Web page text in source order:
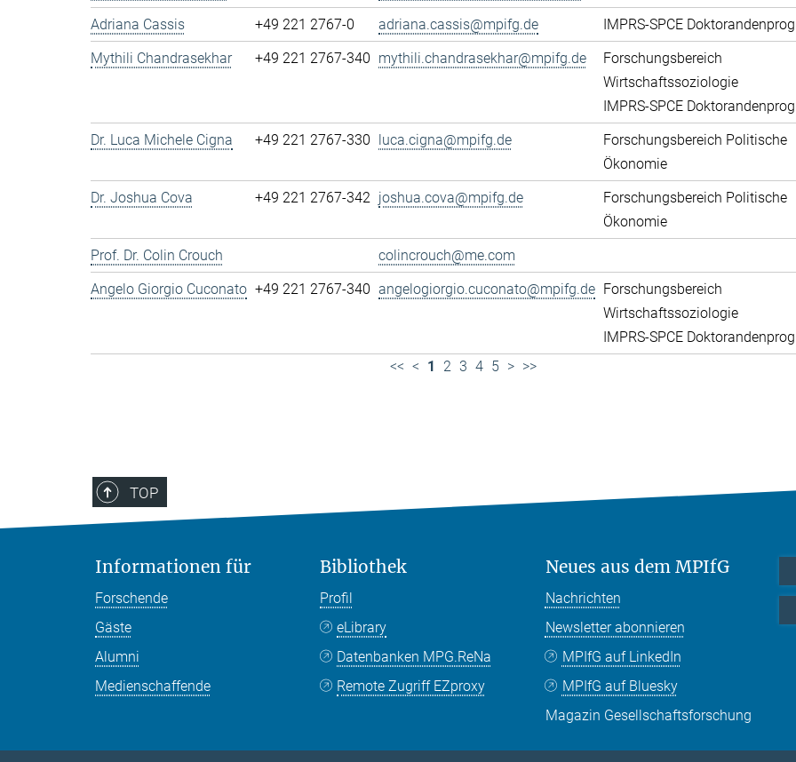
Adriana Cassis
+49 221 2767-0 adriana.cassis@mpifg.de
IMPRS-SPCE
Mythili Chandrasekhar
+49 221 2767-340 mythili.chandrasekhar@mpifg.de
Forschungsbereich
Wirtschaftssoziologie
IMPRS-SPCE
Dr. Luca Michele Cigna
+49 221 2767-330 luca.cigna@mpifg.de
Forschungsbereich Politische
Ökonomie
Dr. Joshua Cova
+49 221 2767-342 joshua.cova@mpifg.de
Forschungsbereich Politische
Ökonomie
Prof. Dr. Colin Crouch
colincrouch@me.com
Angelo Giorgio Cuconato +49 221 2767-340 angelogiorgio.cuconato@mpifg.de Forschungsbereich
Wirtschaftssoziologie
IMPRS-SPCE
<< < 1 2 3 4 5 > >>
TOP
Informationen für
Forschende
Gäste
Alumni
Medienschaffende
Bibliothek
Profil
eLibrary
Datenbanken MPG.ReNa
Remote Zugriff EZproxy
Neues aus dem MPIfG
Nachrichten
Newsletter abonnieren
MPIfG auf LinkedIn
MPIfG auf Bluesky
Magazin Gesellschaftsforschung